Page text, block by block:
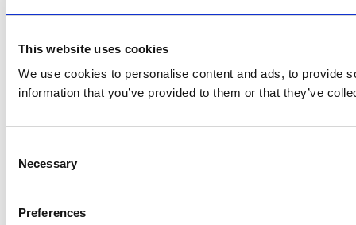
This website uses cookies
We use cookies to personalise content and ads, to provide
information that you’ve provided to them or that they’ve
Selection
Necessary
Preferences